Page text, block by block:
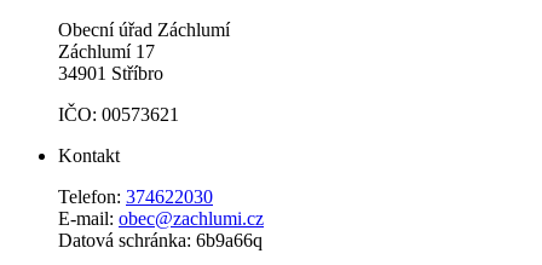
Obecní úřad Záchlumí
Záchlumí 17
34901 Stříbro
IČO: 00573621
Kontakt
Telefon: 374622030
E-mail: obec@zachlumi.cz
Datová schránka: 6b9a66q